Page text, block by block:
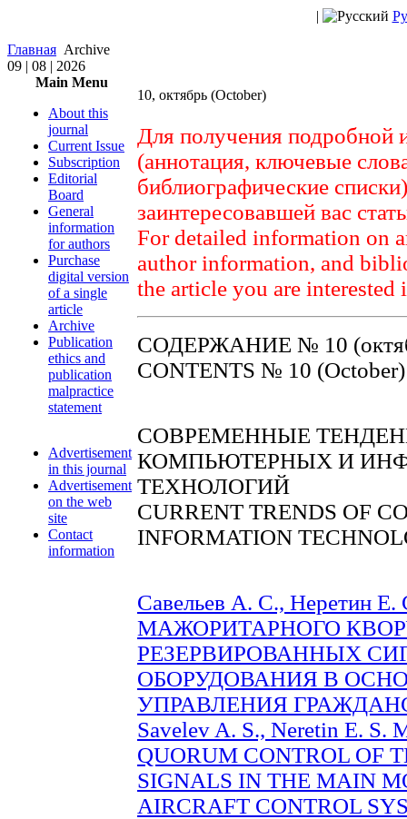
|
Главная Archive
09 | 08 | 2026
Main Menu
About this
journal
Current Issue
Subscription
Editorial
Board
General
information
for authors
Purchase
digital version
of a single
article
Archive
Publication
ethics and
publication
malpractice
statement
Advertisement
in this journal
Advertisement
on the web
site
Contact
information
10, октябрь (October)
Для получения подробной
(аннотация, ключевые
библиографические
заинтересовавшей вас
For detailed information on
author information, and
the article you are interested
СОДЕРЖАНИЕ № 10
CONTENTS № 10
СОВРЕМЕННЫЕ
КОМПЬЮТЕРНЫХ И
ТЕХНОЛОГИЙ
CURRENT TRENDS OF
INFORMATION
Савельев А. С., Неретин
МАЖОРИТАРНОГО
РЕЗЕРВИРОВАННЫХ
ОБОРУДОВАНИЯ В
УПРАВЛЕНИЯ
Savelev A. S., Neretin E. S.
QUORUM CONTROL OF
SIGNALS IN THE MAIN
AIRCRAFT CONTROL